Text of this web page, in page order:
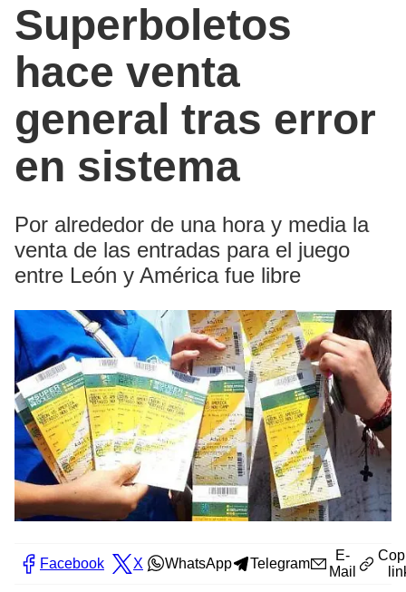
Superboletos
hace venta
general tras error
en sistema
Por alrededor de una hora y media la
venta de las entradas para el juego
entre León y América fue libre
Facebook X WhatsApp Telegram
E-
Mail